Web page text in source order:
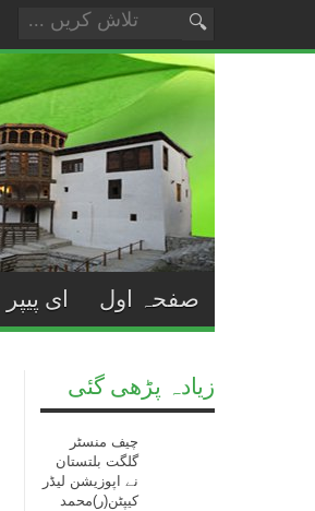
صفحہ اول ای پیپر
زیادہ پڑھی گئی
چیف منسٹر
گلگت بلتستان
نے اپوزیشن لیڈر
کیپٹن(ر)محمد